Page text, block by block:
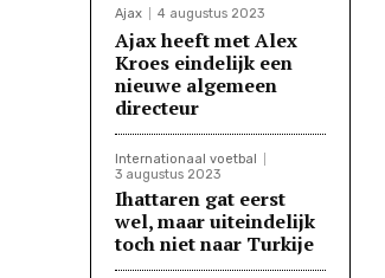
Ajax 4 augustus 2023
Ajax heeft met Alex
Kroes eindelijk een
nieuwe algemeen
directeur
Internationaal voetbal
3 augustus 2023
Ihattaren gat eerst
wel, maar uiteindelijk
toch niet naar Turkije